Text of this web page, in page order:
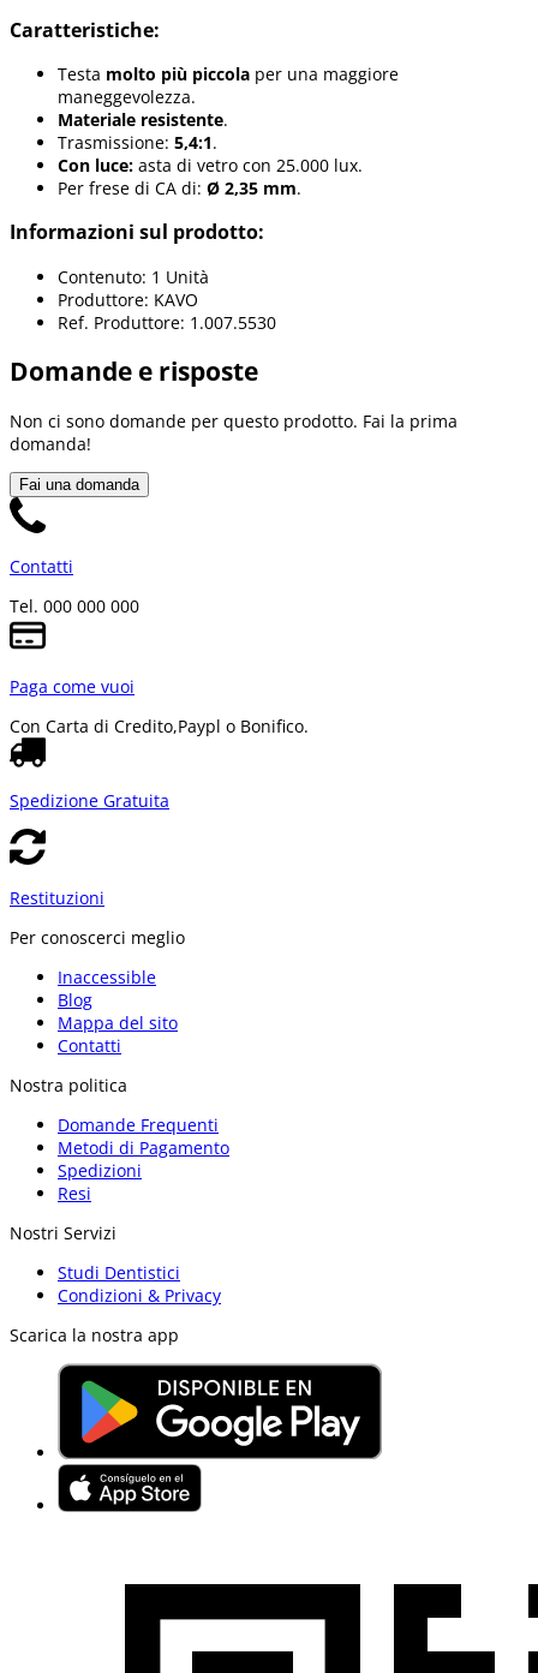
Caratteristiche:
Testa molto più piccola per una maggiore
maneggevolezza.
Materiale resistente.
Trasmissione: 5,4:1.
Con luce: asta di vetro con 25.000 lux.
Per frese di CA di: Ø 2,35 mm.
Informazioni sul prodotto:
Contenuto: 1 Unità
Produttore: KAVO
Ref. Produttore: 1.007.5530
Domande e risposte
Non ci sono domande per questo prodotto. Fai la prima
domanda!
Fai una domanda
Contatti
Tel. 000 000 000
Paga come vuoi
Con Carta di Credito,Paypl o Bonifico.
Spedizione Gratuita
Restituzioni
Per conoscerci meglio
Inaccessible
Blog
Mappa del sito
Contatti
Nostra politica
Domande Frequenti
Metodi di Pagamento
Spedizioni
Resi
Nostri Servizi
Studi Dentistici
Condizioni & Privacy
Scarica la nostra app